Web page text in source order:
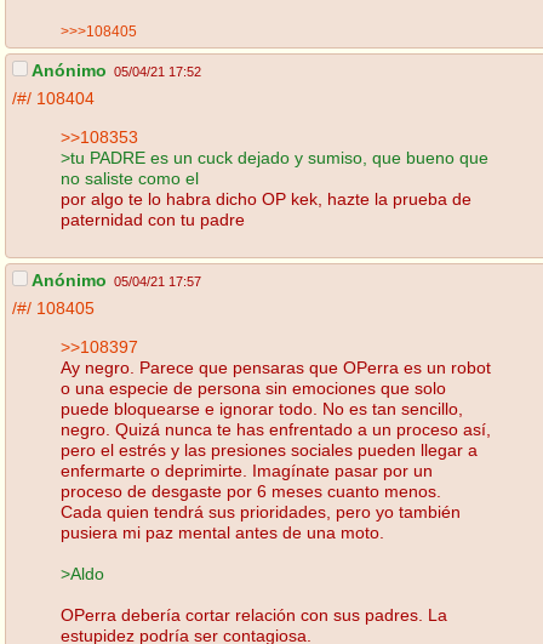
>>>108405
Anónimo 05/04/21 17:52
/#/ 108404
>>108353
>tu PADRE es un cuck dejado y sumiso, que bueno que
no saliste como el
por algo te lo habra dicho OP kek, hazte la prueba de
paternidad con tu padre
Anónimo 05/04/21 17:57
/#/ 108405
>>108397
Ay negro. Parece que pensaras que OPerra es un robot
o una especie de persona sin emociones que solo
puede bloquearse e ignorar todo. No es tan sencillo,
negro. Quizá nunca te has enfrentado a un proceso así,
pero el estrés y las presiones sociales pueden llegar a
enfermarte o deprimirte. Imagínate pasar por un
proceso de desgaste por 6 meses cuanto menos.
Cada quien tendrá sus prioridades, pero yo también
pusiera mi paz mental antes de una moto.
>Aldo
OPerra debería cortar relación con sus padres. La
estupidez podría ser contagiosa.